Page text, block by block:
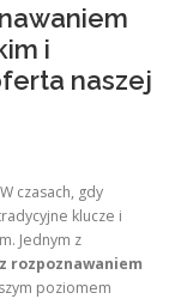
i
naszej
czasach, gdy
klucze i
Jednym z
rozpoznawaniem
poziomem